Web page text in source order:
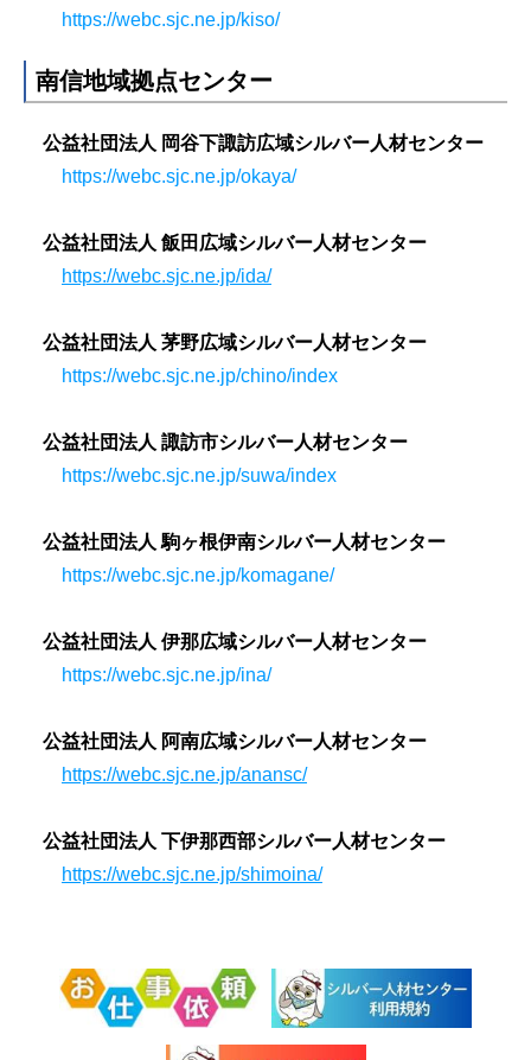
https://webc.sjc.ne.jp/kiso/
南信地域拠点センター
公益社団法人 岡谷下諏訪広域シルバー人材センター
https://webc.sjc.ne.jp/okaya/
公益社団法人 飯田広域シルバー人材センター
https://webc.sjc.ne.jp/ida/
公益社団法人 茅野広域シルバー人材センター
https://webc.sjc.ne.jp/chino/index
公益社団法人 諏訪市シルバー人材センター
https://webc.sjc.ne.jp/suwa/index
公益社団法人 駒ヶ根伊南シルバー人材センター
https://webc.sjc.ne.jp/komagane/
公益社団法人 伊那広域シルバー人材センター
https://webc.sjc.ne.jp/ina/
公益社団法人 阿南広域シルバー人材センター
https://webc.sjc.ne.jp/anansc/
公益社団法人 下伊那西部シルバー人材センター
https://webc.sjc.ne.jp/shimoina/